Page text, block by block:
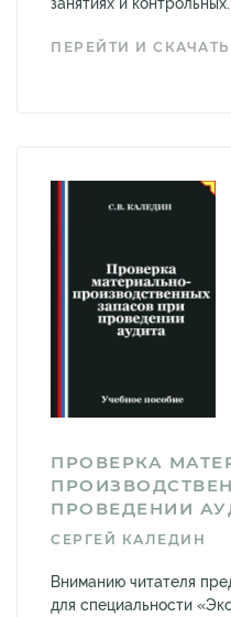
ПЕРЕЙТИ И СКАЧАТЬ
ПРОВЕРКА
ПРОВЕДЕНИИ
СЕРГЕЙ КАЛЕДИН
Вниманию читателя
для специальности